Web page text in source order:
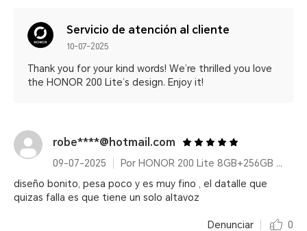
Servicio de atención al cliente
10-07-2025
Thank you for your kind words! We’re thrilled you love
the HONOR 200 Lite’s design. Enjoy it!
robe****@hotmail.com
09-07-2025
Por HONOR 200 Lite 8GB+256GB Starry Blue
diseño bonito, pesa poco y es muy fino , el datalle que
quizas falla es que tiene un solo altavoz
Denunciar 0